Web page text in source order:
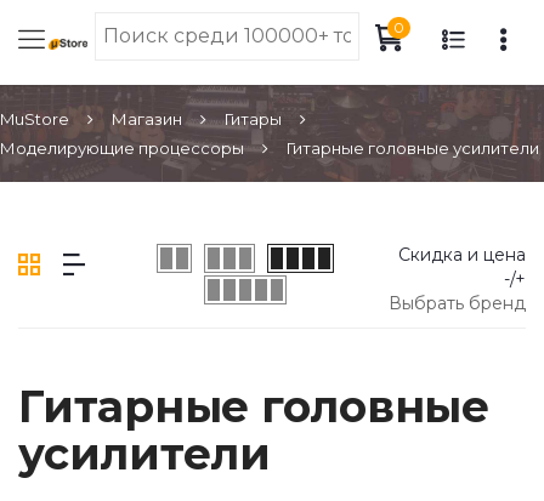
0
MuStore Магазин
Гитары
Моделирующие процессоры
Гитарные головные усилители
Скидка и цена
-/+
Выбрать бренд
Гитарные головные
усилители